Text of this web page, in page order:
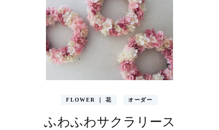
FLOWER ｜ 花 オーダー
ふわふわサクラリース